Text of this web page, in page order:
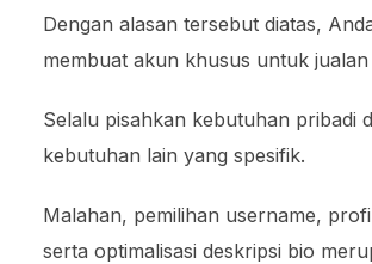
Dengan alasan tersebut diatas,
membuat akun khusus untuk jualan
Selalu pisahkan kebutuhan pribadi
kebutuhan lain yang spesifik.
Malahan, pemilihan username,
serta optimalisasi deskripsi bio